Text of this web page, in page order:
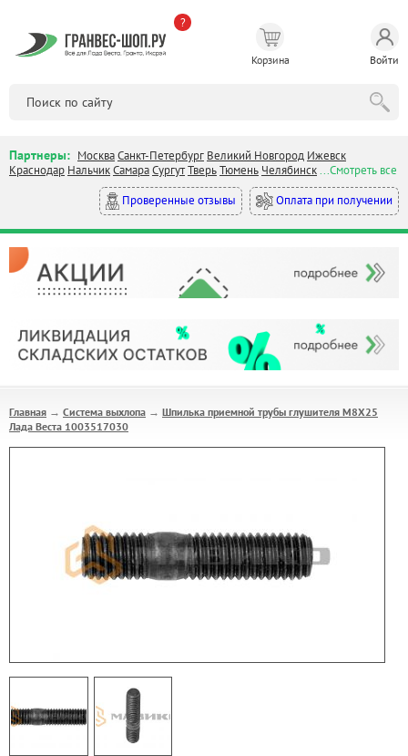
?
Корзина Войти
Партнеры: МоскваСанкт-Петербург Великий Новгород Ижевск
Краснодар НальчикСамараСургутТверьТюмень Челябинск...Смотреть все
Проверенные отзывы
Оплата при получении
Главная → Система выхлопа → Шпилька приемной трубы глушителя М8Х25
Лада Веста 1003517030